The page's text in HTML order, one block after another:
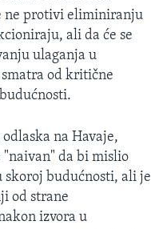
ne protivi eliminiranju
ali da će se
ulaganja u
od kritične
na Havaje,
da bi mislio
budućnosti, ali je
od strane
izvora u